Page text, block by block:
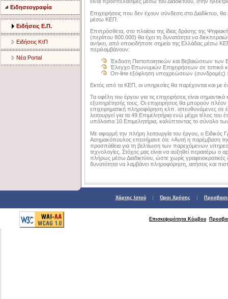
Ειδησεογραφία
Ειδήσεις Ε.Π.
Ειδήσεις ΚτΠ
Νέα Portal
Επιχειρήσεις που δεν έχουν σύνδεση στο Διαδίκτυο,
μέσω ΚΕΠ.
Επιπρόσθετα, στο πλαίσιο της ίδιας δράσης της
(περίπου 800.000) θα έχει τη δυνατότητα να
ανήκει, από οποιοδήποτε σημείο της Ελλάδας μέσω
περιλαμβάνουν:
Έκδοση Πιστοποιητικών και Βεβαιώσεων των
Έλεγχο Επωνυμιών Επιχειρήσεων σε τοπικό
On-line εξόφληση υποχρεώσεων (συνδρομές)
Εκτός από τα ΚΕΠ, οι υπηρεσίες θα παρέχονται και
Τα οφέλη του έργου για τις επιχειρήσεις είναι
εξυπηρέτησής τους. Οι επιχειρήσεις θα μπορούν
επιχειρηματική πληροφόρηση κλπ. απευθυνόμενες σε
λειτουργεί για τα 49 Επιμελητήρια ενώ μέχρι τέλος
υπόλοιπα 10 Επιμελητήρια, καλύπτοντας το σύνολο
Με αφορμή την πλήρη λειτουργία του έργου, ο
Ασημακόπουλος επεσήμανε ότι: «Αυτή η παρέμβαση
προσπάθεια για τη βελτίωση των παρεχόμενων
τεχνολογίες. Στόχος μας είναι να αυξηθεί
πλήρως μέσω Διαδικτύου, ώστε χωρίς γραφειοκρατικές
δυνατότητα να λαμβάνει πληροφόρηση, αιτήσεις και
Χάρτης Ιστού : Όροι Χρήσης :
Επισκεψιμότητα Κόμβου